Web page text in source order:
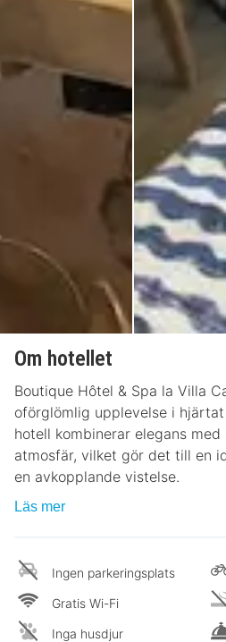
Om hotellet
Boutique Hôtel & Spa la Villa
oförglömlig upplevelse i
hotell kombinerar elegans med
atmosfär, vilket gör det till en
en avkopplande vistelse.
Läs mer
Ingen parkeringsplats
Gratis Wi-Fi
Inga husdjur